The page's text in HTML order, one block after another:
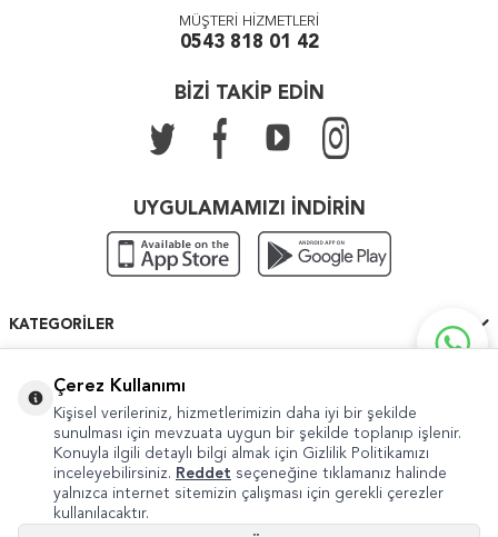
MÜŞTERİ HİZMETLERİ
0543 818 01 42
BİZİ TAKİP EDİN
UYGULAMAMIZI İNDİRİN
KATEGORILER
HIZLI ERIŞIM
Çerez Kullanımı
Kişisel verileriniz, hizmetlerimizin daha iyi bir şekilde
sunulması için mevzuata uygun bir şekilde toplanıp işlenir.
Konuyla ilgili detaylı bilgi almak için Gizlilik Politikamızı
inceleyebilirsiniz. Reddet seçeneğine tıklamanız halinde
yalnızca internet sitemizin çalışması için gerekli çerezler
kullanılacaktır.